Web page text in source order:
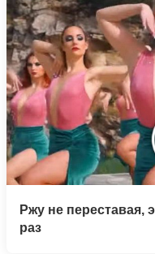
Ржу не переставая,
раз